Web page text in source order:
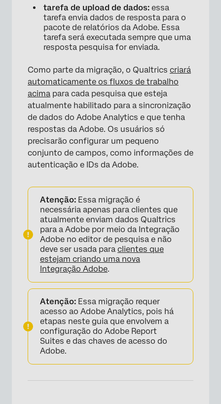
tarefa de upload de dados: essa
tarefa envia dados de resposta para o
pacote de relatórios da Adobe. Essa
tarefa será executada sempre que uma
resposta pesquisa for enviada.
Como parte da migração, o Qualtrics criará
automaticamente os fluxos de trabalho
acima para cada pesquisa que esteja
atualmente habilitado para a sincronização
de dados do Adobe Analytics e que tenha
respostas da Adobe. Os usuários só
precisarão configurar um pequeno
conjunto de campos, como informações de
autenticação e IDs da Adobe.
Atenção: Essa migração é
necessária apenas para clientes que
atualmente enviam dados Qualtrics
para a Adobe por meio da Integração
Adobe no editor de pesquisa e não
deve ser usada para clientes que
estejam criando uma nova
Integração Adobe.
Atenção: Essa migração requer
acesso ao Adobe Analytics, pois há
etapas neste guia que envolvem a
configuração do Adobe Report
Suites e das chaves de acesso do
Adobe.